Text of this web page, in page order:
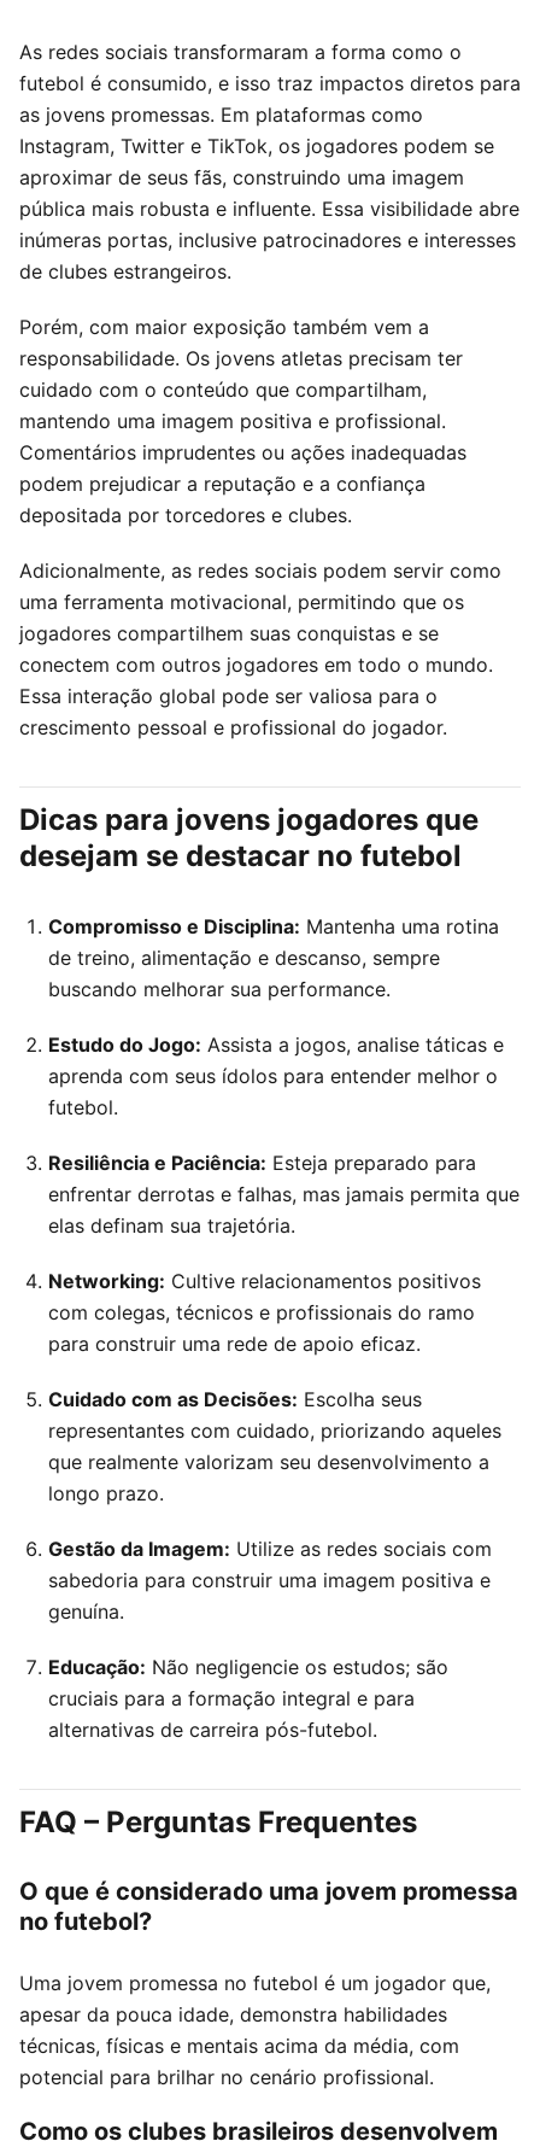
As redes sociais transformaram a forma como o
futebol é consumido, e isso traz impactos diretos para
as jovens promessas. Em plataformas como
Instagram, Twitter e TikTok, os jogadores podem se
aproximar de seus fãs, construindo uma imagem
pública mais robusta e influente. Essa visibilidade abre
inúmeras portas, inclusive patrocinadores e interesses
de clubes estrangeiros.
Porém, com maior exposição também vem a
responsabilidade. Os jovens atletas precisam ter
cuidado com o conteúdo que compartilham,
mantendo uma imagem positiva e profissional.
Comentários imprudentes ou ações inadequadas
podem prejudicar a reputação e a confiança
depositada por torcedores e clubes.
Adicionalmente, as redes sociais podem servir como
uma ferramenta motivacional, permitindo que os
jogadores compartilhem suas conquistas e se
conectem com outros jogadores em todo o mundo.
Essa interação global pode ser valiosa para o
crescimento pessoal e profissional do jogador.
Dicas para jovens jogadores que
desejam se destacar no futebol
Compromisso e Disciplina: Mantenha uma rotina
de treino, alimentação e descanso, sempre
buscando melhorar sua performance.
Estudo do Jogo: Assista a jogos, analise táticas e
aprenda com seus ídolos para entender melhor o
futebol.
Resiliência e Paciência: Esteja preparado para
enfrentar derrotas e falhas, mas jamais permita que
elas definam sua trajetória.
Networking: Cultive relacionamentos positivos
com colegas, técnicos e profissionais do ramo
para construir uma rede de apoio eficaz.
Cuidado com as Decisões: Escolha seus
representantes com cuidado, priorizando aqueles
que realmente valorizam seu desenvolvimento a
longo prazo.
Gestão da Imagem: Utilize as redes sociais com
sabedoria para construir uma imagem positiva e
genuína.
Educação: Não negligencie os estudos; são
cruciais para a formação integral e para
alternativas de carreira pós-futebol.
FAQ – Perguntas Frequentes
O que é considerado uma jovem promessa
no futebol?
Uma jovem promessa no futebol é um jogador que,
apesar da pouca idade, demonstra habilidades
técnicas, físicas e mentais acima da média, com
potencial para brilhar no cenário profissional.
Como os clubes brasileiros desenvolvem